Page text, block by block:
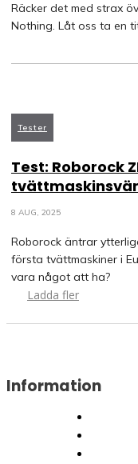
Räcker det med strax
Nothing. Låt oss ta en
Tester
Test: Roborock
8 AUG, 2025
Roborock äntrar
första tvättmaskiner i
vara något att ha?
Ladda fler
Information